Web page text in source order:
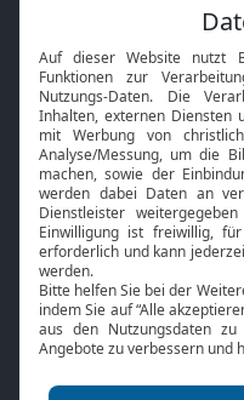
Neuigkeiten
Bibel TV
Über uns
Jobs
Mediadaten